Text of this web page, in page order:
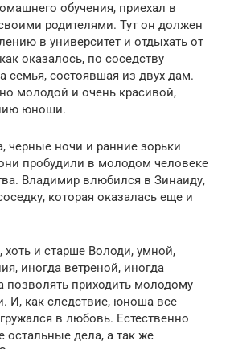
обучения, приехал в
родителями. Тут он должен
в университет и отдыхать от
оказалось, по соседству
семья, состоявшая из двух дам.
молодой и очень красивой,
юноши.
черные ночи и ранние зорьки
пробудили в молодом человеке
Владимир влюбился в Зинаиду,
которая оказалась еще и
и старше Володи, умной,
иногда ветреной, иногда
позволять приходить молодому
И, как следствие, юноша все
в любовь. Естественно
дела, а так же